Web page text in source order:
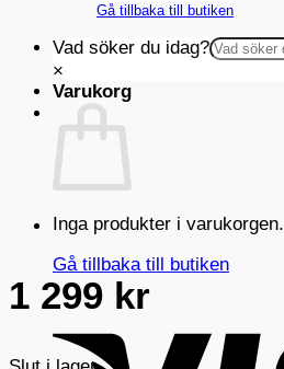
Gå tillbaka till butiken
Vad söker du idag?
×
Varukorg
Inga produkter i varukorgen.
Gå tillbaka till butiken
1 299 kr